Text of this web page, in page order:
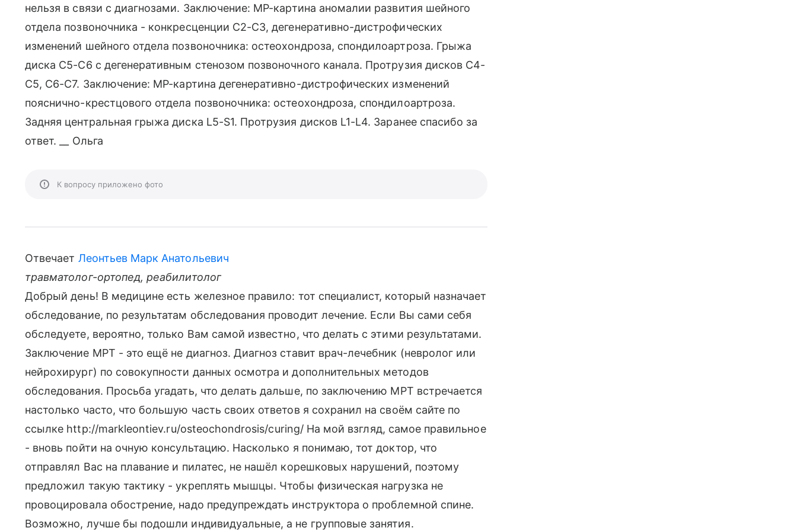
нельзя в связи с диагнозами. Заключение: МР-картина аномалии развития шейного
отдела позвоночника - конкресценции С2-С3, дегенеративно-дистрофических
изменений шейного отдела позвоночника: остеохондроза, спондилоартроза. Грыжа
диска С5-С6 с дегенеративным стенозом позвоночного канала. Протрузия дисков С4-
С5, С6-С7. Заключение: МР-картина дегенеративно-дистрофических изменений
пояснично-крестцового отдела позвоночника: остеохондроза, спондилоартроза.
Задняя центральная грыжа диска L5-S1. Протрузия дисков L1-L4. Заранее спасибо за
ответ. __ Ольга
К вопросу приложено фото
Отвечает Леонтьев Марк Анатольевич
травматолог-ортопед, реабилитолог
Добрый день! В медицине есть железное правило: тот специалист, который назначает
обследование, по результатам обследования проводит лечение. Если Вы сами себя
обследуете, вероятно, только Вам самой известно, что делать с этими результатами.
Заключение МРТ - это ещё не диагноз. Диагноз ставит врач-лечебник (невролог или
нейрохирург) по совокупности данных осмотра и дополнительных методов
обследования. Просьба угадать, что делать дальше, по заключению МРТ встречается
настолько часто, что большую часть своих ответов я сохранил на своём сайте по
ссылке http://markleontiev.ru/osteochondrosis/curing/ На мой взгляд, самое правильное
- вновь пойти на очную консультацию. Насколько я понимаю, тот доктор, что
отправлял Вас на плавание и пилатес, не нашёл корешковых нарушений, поэтому
предложил такую тактику - укреплять мышцы. Чтобы физическая нагрузка не
провоцировала обострение, надо предупреждать инструктора о проблемной спине.
Возможно, лучше бы подошли индивидуальные, а не групповые занятия.